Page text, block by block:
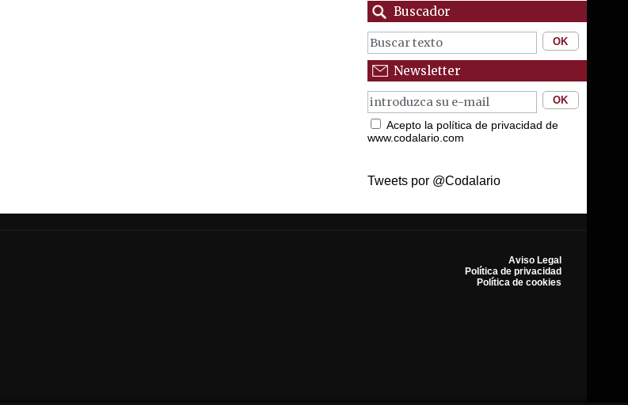
Buscador
Newsletter
Acepto la política de privacidad de
www.codalario.com
Tweets por @Codalario
Aviso Legal
Política de privacidad
Política de cookies